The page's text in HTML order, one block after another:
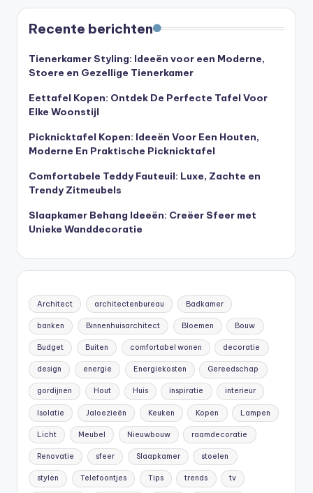
Recente berichten
Tienerkamer Styling: Ideeën voor een Moderne,
Stoere en Gezellige Tienerkamer
Eettafel Kopen: Ontdek De Perfecte Tafel Voor
Elke Woonstijl
Picknicktafel Kopen: Ideeën Voor Een Houten,
Moderne En Praktische Picknicktafel
Comfortabele Teddy Fauteuil: Luxe, Zachte en
Trendy Zitmeubels
Slaapkamer Behang Ideeën: Creëer Sfeer met
Unieke Wanddecoratie
Architect architectenbureau Badkamer
banken Binnenhuisarchitect Bloemen Bouw
Budget Buiten comfortabel wonen decoratie
design energie Energiekosten Gereedschap
gordijnen Hout Huis inspiratie interieur
Isolatie Jaloezieën Keuken Kopen Lampen
Licht Meubel Nieuwbouw raamdecoratie
Renovatie sfeer Slaapkamer stoelen
stylen Telefoontjes Tips trends tv